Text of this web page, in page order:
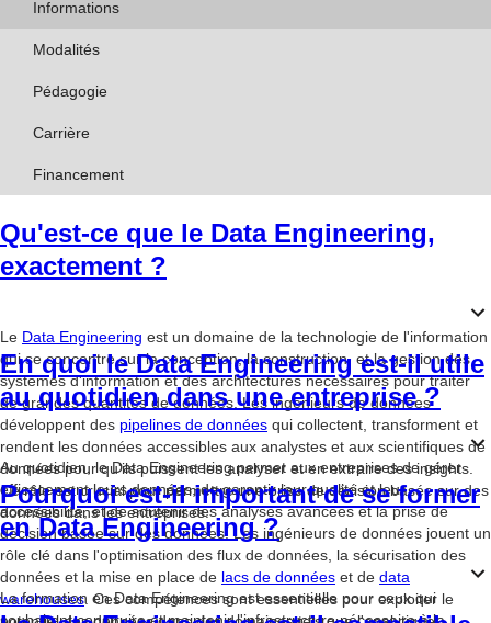
Informations
Modalités
Pédagogie
Carrière
Financement
Qu'est-ce que le Data Engineering,
exactement ?
Le Data Engineering est un domaine de la technologie de l'information
qui se concentre sur la conception, la construction, et la gestion des
systèmes d'information et des architectures nécessaires pour traiter
de grandes quantités de données. Les ingénieurs de données
développent des pipelines de données qui collectent, transforment et
rendent les données accessibles aux analystes et aux scientifiques de
données pour qu'ils puissent les analyser et en extraire des insights.
Ce rôle est crucial pour permettre une prise de décision basée sur des
données dans les entreprises.
En quoi le Data Engineering est-il utile
au quotidien dans une entreprise ?
Au quotidien, le Data Engineering permet aux entreprises de gérer
efficacement leurs données, de garantir leur qualité et leur
accessibilité, et de soutenir des analyses avancées et la prise de
décision basée sur des données. Les ingénieurs de données jouent un
rôle clé dans l'optimisation des flux de données, la sécurisation des
données et la mise en place de lacs de données et de data
warehouses. Ces compétences sont essentielles pour exploiter le
Pourquoi est-il important de se former
en Data Engineering ?
La formation en Data Engineering est essentielle pour ceux qui